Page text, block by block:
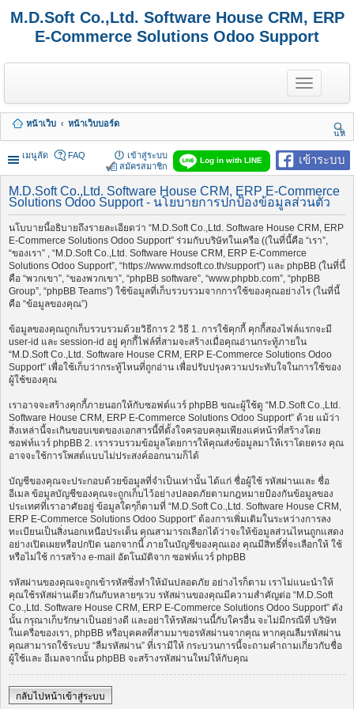
M.D.Soft Co.,Ltd. Software House CRM, ERP
E-Commerce Solutions Odoo Support
T
o
g
e
n
a
v
i
g
a
t
o
n
หน้าเว็บ
หน้าเว็บบอร์ด
นห
า
เมนูลัด
เข้าระบบ
Log in with LINE
FAQ
เข้าสู่ระบบ
สมัครสมาชิก
M.D.Soft Co.,Ltd. Software House CRM, ERP E-Commerce
Solutions Odoo Support - นโยบายการปกป้องข้อมูลส่วนตัว
นโบบายนี้อธิบายถึงรายละเอียดว่า “M.D.Soft Co.,Ltd. Software House CRM, ERP
E-Commerce Solutions Odoo Support” ร่วมกับบริษัทในเครือ ((ในที่นี้คือ “เรา”,
“ของเรา” , “M.D.Soft Co.,Ltd. Software House CRM, ERP E-Commerce
Solutions Odoo Support”, “https://www.mdsoft.co.th/support”) และ phpBB (ในที่นี้
คือ “พวกเขา”, “ของพวกเขา”, “phpBB software”, “www.phpbb.com”, “phpBB
Group”, “phpBB Teams”) ใช้ข้อมูลที่เก็บรวบรวมจากการใช้ของคุณอย่างไร (ในที่นี้
คือ “ข้อมูลของคุณ”)
ข้อมูลของคุณถูกเก็บรวบรวมด้วยวิธีการ 2 วิธี 1. การใช้คุกกี้ คุกกี้สองไฟล์แรกจะมี
user-id และ session-id อยู่ คุกกี้ไฟล์ที่สามจะสร้างเมื่อคุณอ่านกระทู้ภายใน
“M.D.Soft Co.,Ltd. Software House CRM, ERP E-Commerce Solutions Odoo
Support” เพื่อใช้เก็บว่ากระทู้ไหนที่ถูกอ่าน เพื่อปรับปรุงความประทับใจในการใช้ของ
ผู้ใช้ของคุณ
เราอาจจะสร้างคุกกี้ภายนอกให้กับซอฟต์แวร์ phpBB ขณะผู้ใช้ดู “M.D.Soft Co.,Ltd.
Software House CRM, ERP E-Commerce Solutions Odoo Support” ด้วย แม้ว่า
สิ่งเหล่านี้จะเกินขอบเขตของเอกสารนี้ที่ตั้งใจครอบคลุมเพียงแค่หน้าที่สร้างโดย
ซอฟท์แวร์ phpBB 2. เรารวบรวมข้อมูลโดยการให้คุณส่งข้อมูลมาให้เราโดยตรง คุณ
อาจจะใช้การโพสต์แบบไม่ประสงค์ออกนามก็ได้
บัญชีของคุณจะประกอบด้วยข้อมูลที่จำเป็นเท่านั้น ได้แก่ ชื่อผู้ใช้ รหัสผ่านและ ชื่อ
อีเมล ข้อมูลบัญชีของคุณจะถูกเก็บไว้อย่างปลอดภัยตามกฎหมายป้องกันข้อมูลของ
ประเทศที่เราอาศัยอยู่ ข้อมูลใดๆก็ตามที่ “M.D.Soft Co.,Ltd. Software House CRM,
ERP E-Commerce Solutions Odoo Support” ต้องการเพิ่มเติมในระหว่างการลง
ทะเบียนเป็นสิ่งนอกเหนือประเด็น คุณสามารถเลือกได้ว่าจะให้ข้อมูลส่วนไหนถูกแสดง
อย่างเปิดเผยหรือปกปิด นอกจากนี้ ภายในบัญชีของคุณเอง คุณมีสิทธิ์ที่จะเลือกให้ ใช้
หรือไม่ใช้ การสร้าง e-mail อัตโนมัติจาก ซอฟท์แวร์ phpBB
รหัสผ่านของคุณจะถูกเข้ารหัสซึ่งทำให้มันปลอดภัย อย่างไรก็ตาม เราไม่แนะนำให้
คุณใช้รหัสผ่านเดียวกันกับหลายๆเวบ รหัสผ่านของคุณมีความสำคัญต่อ “M.D.Soft
Co.,Ltd. Software House CRM, ERP E-Commerce Solutions Odoo Support” ดัง
นั้น กรุณาเก็บรักษาเป็นอย่างดี และอย่าให้รหัสผ่านนี้กับใครอื่น จะไม่มีกรณีที่ บริษัท
ในเครือของเรา, phpBB หรือบุคคลที่สามมาขอรหัสผ่านจากคุณ หากคุณลืมรหัสผ่าน
คุณสามารถใช้ระบบ “ลืมรหัสผ่าน” ที่เรามีให้ กระบวนการนี้จะถามคำถามเกี่ยวกับชื่อ
ผู้ใช้และ อีเมลจากนั้น phpBB จะสร้างรหัสผ่านใหม่ให้กับคุณ
กลับไปหน้าเข้าสู่ระบบ